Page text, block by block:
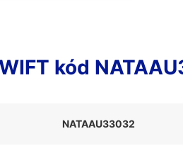
kód
NATAAU33032